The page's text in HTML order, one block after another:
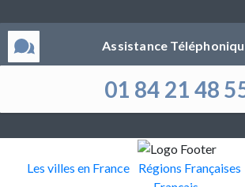
Assistance
01 84 21 48
Les villes en France Régions Françaises